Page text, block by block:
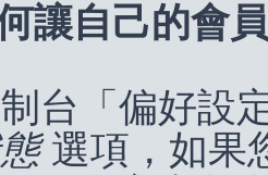
讓自己的會
台「偏好設
選項，如果